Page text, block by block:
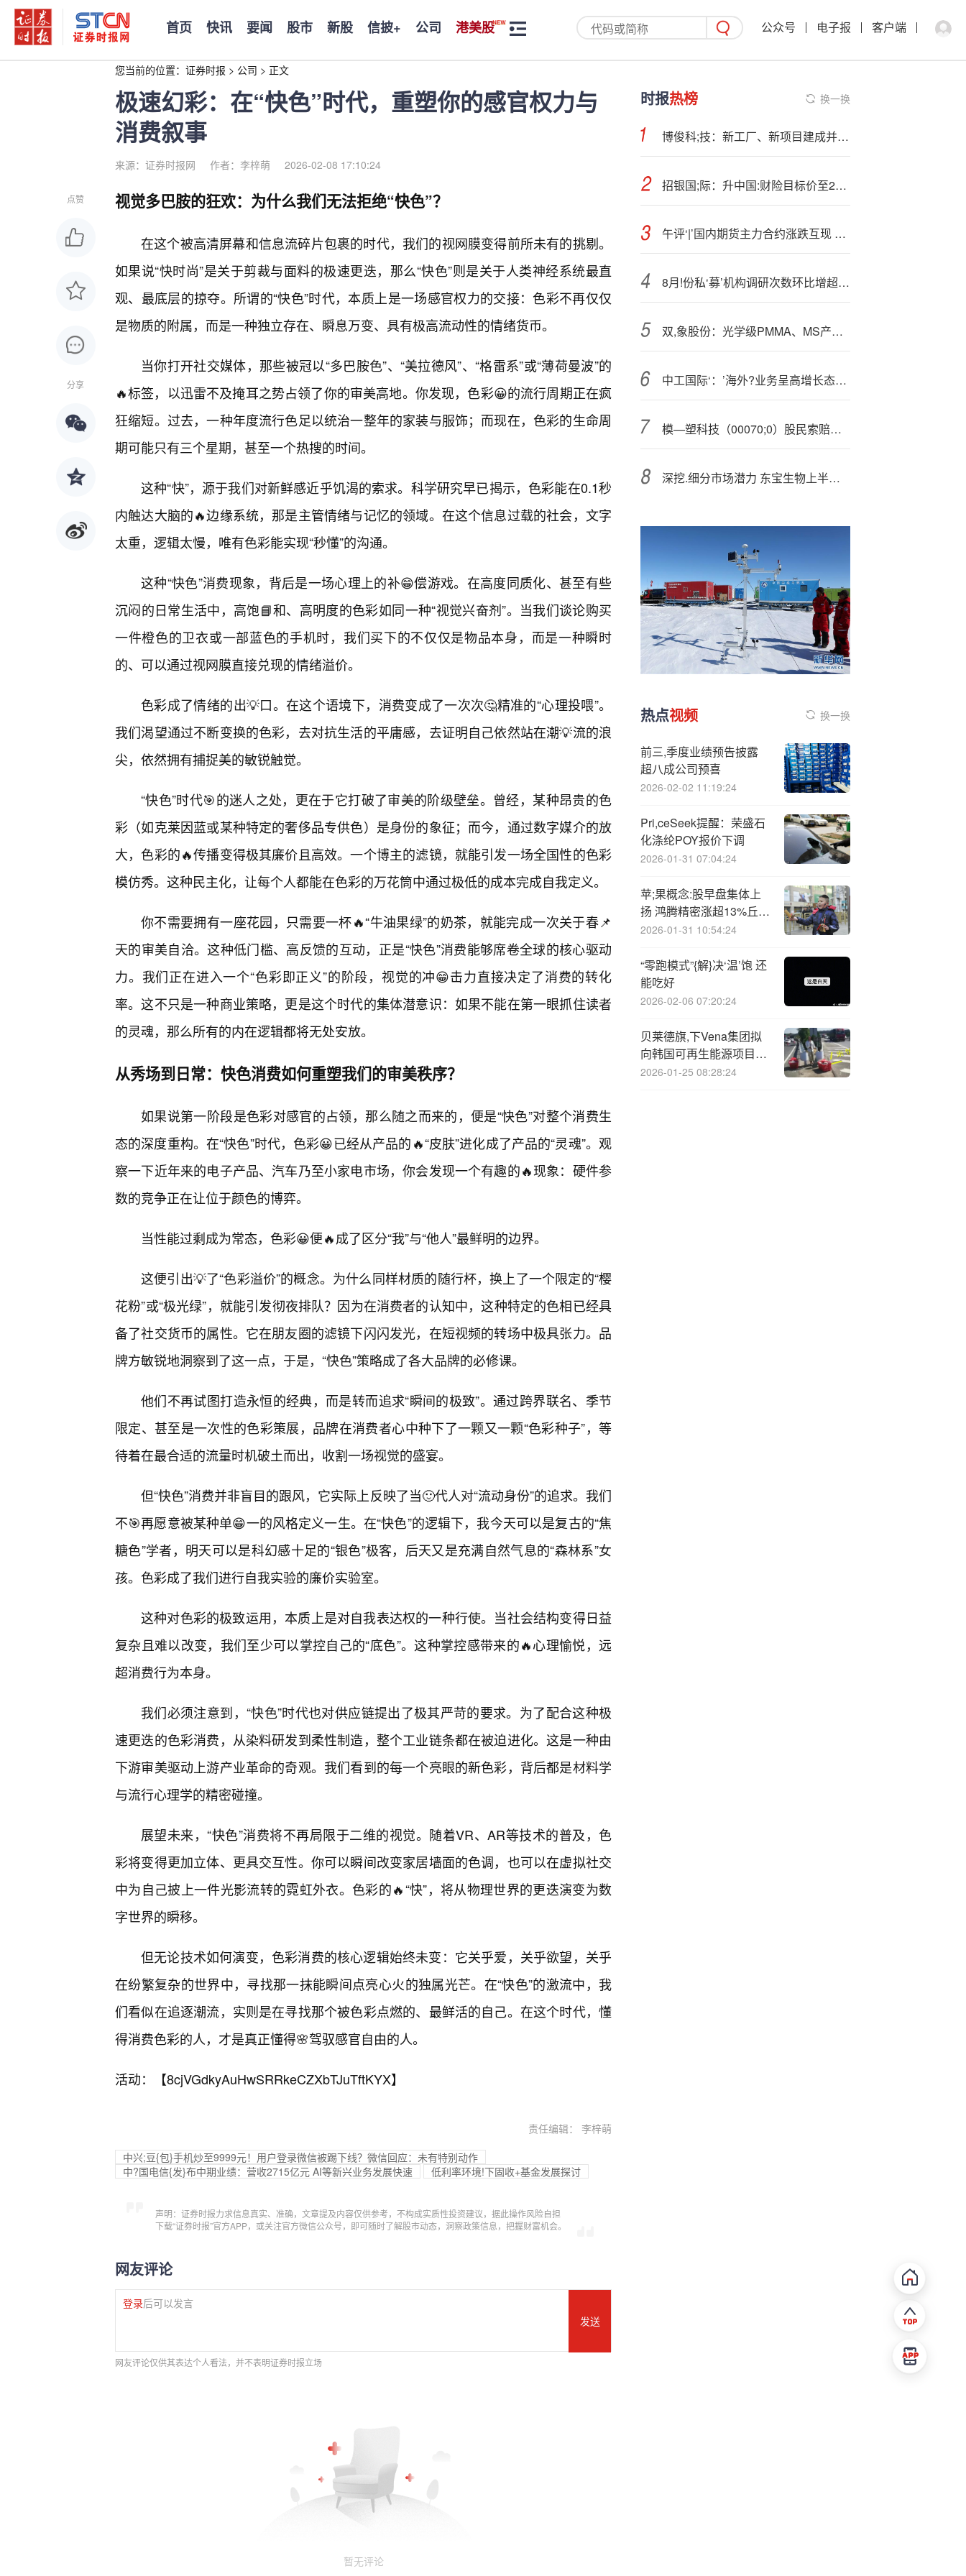
首页 快讯 要闻 股市 新股 信披+ 公司 港美股 公众号 电子报 客户端
您当前的位置： 证券时报 > 公司 > 正文
极速幻彩：在“快色”时代，重塑你的感官权力与
消费叙事
来源：证券时报网 作者：李梓萌 2026-02-08 17:10:24
点赞
分享
视觉多巴胺的狂欢：为什么我们无法拒绝“快色”？
在这个被高清屏幕和信息流碎片包裹的时代，我们的视网膜变得前所未有的挑剔。
如果说“快时尚”是关于剪裁与面料的极速更迭，那么“快色”则是关于人类神经系统最直
观、最底层的掠夺。所谓的“快色”时代，本质上是一场感官权力的交接：色彩不再仅仅
是物质的附属，而是一种独立存在、瞬息万变、具有极高流动性的情绪货币。
当你打开社交媒体，那些被冠以“多巴胺色”、“美拉德风”、“格雷系”或“薄荷曼波”的
🔥标签，以迅雷不及掩耳之势占领了你的审美高地。你发现，色彩😀的流行周期正在疯
狂缩短。过去，一种年度流行色足以统治一整年的家装与服饰；而现在，色彩的生命周
期可能只有三个星期，甚至一个热搜的时间。
这种“快”，源于我们对新鲜感近乎饥渴的索求。科学研究早已揭示，色彩能在0.1秒
内触达大脑的🔥边缘系统，那是主管情绪与记忆的领域。在这个信息过载的社会，文字
太重，逻辑太慢，唯有色彩能实现“秒懂”的沟通。
这种“快色”消费现象，背后是一场心理上的补😁偿游戏。在高度同质化、甚至有些
沉闷的日常生活中，高饱📘和、高明度的色彩如同一种“视觉兴奋剂”。当我们谈论购买
一件橙色的卫衣或一部蓝色的手机时，我们买下的不仅仅是物品本身，而是一种瞬时
的、可以通过视网膜直接兑现的情绪溢价。
色彩成了情绪的出💡口。在这个语境下，消费变成了一次次🤔精准的“心理投喂”。
我们渴望通过不断变换的色彩，去对抗生活的平庸感，去证明自己依然站在潮💡流的浪
尖，依然拥有捕捉美的敏锐触觉。
“快色”时代🎯的迷人之处，更在于它打破了审美的阶级壁垒。曾经，某种昂贵的色
彩（如克莱因蓝或某种特定的奢侈品专供色）是身份的象征；而今，通过数字媒介的放
大，色彩的🔥传播变得极其廉价且高效。一个博主的滤镜，就能引发一场全国性的色彩
模仿秀。这种民主化，让每个人都能在色彩的万花筒中通过极低的成本完成自我定义。
你不需要拥有一座花园，只需要一杯🔥“牛油果绿”的奶茶，就能完成一次关于春📌
天的审美自洽。这种低门槛、高反馈的互动，正是“快色”消费能够席卷全球的核心驱动
力。我们正在进入一个“色彩即正义”的阶段，视觉的冲😁击力直接决定了消费的转化
率。这不只是一种商业策略，更是这个时代的集体潜意识：如果不能在第一眼抓住读者
的灵魂，那么所有的内在逻辑都将无处安放。
从秀场到日常：快色消费如何重塑我们的审美秩序？
如果说第一阶段是色彩对感官的占领，那么随之而来的，便是“快色”对整个消费生
态的深度重构。在“快色”时代，色彩😀已经从产品的🔥“皮肤”进化成了产品的“灵魂”。观
察一下近年来的电子产品、汽车乃至小家电市场，你会发现一个有趣的🔥现象：硬件参
数的竞争正在让位于颜色的博弈。
当性能过剩成为常态，色彩😀便🔥成了区分“我”与“他人”最鲜明的边界。
这便引出💡了“色彩溢价”的概念。为什么同样材质的随行杯，换上了一个限定的“樱
花粉”或“极光绿”，就能引发彻夜排队？因为在消费者的认知中，这种特定的色相已经具
备了社交货币的属性。它在朋友圈的滤镜下闪闪发光，在短视频的转场中极具张力。品
牌方敏锐地洞察到了这一点，于是，“快色”策略成了各大品牌的必修课。
他们不再试图打造永恒的经典，而是转而追求“瞬间的极致”。通过跨界联名、季节
限定、甚至是一次性的色彩策展，品牌在消费者心中种下了一颗又一颗“色彩种子”，等
待着在最合适的流量时机破土而出，收割一场视觉的盛宴。
但“快色”消费并非盲目的跟风，它实际上反映了当🙂代人对“流动身份”的追求。我们
不🎯再愿意被某种单😁一的风格定义一生。在“快色”的逻辑下，我今天可以是复古的“焦
糖色”学者，明天可以是科幻感十足的“银色”极客，后天又是充满自然气息的“森林系”女
孩。色彩成了我们进行自我实验的廉价实验室。
这种对色彩的极致运用，本质上是对自我表达权的一种行使。当社会结构变得日益
复杂且难以改变，我们至少可以掌控自己的“底色”。这种掌控感带来的🔥心理愉悦，远
超消费行为本身。
我们必须注意到，“快色”时代也对供应链提出了极其严苛的要求。为了配合这种极
速更迭的色彩消费，从染料研发到柔性制造，整个工业链条都在被迫进化。这是一种由
下游审美驱动上游产业革命的奇观。我们看到的每一个亮眼的新色彩，背后都是材料学
与流行心理学的精密碰撞。
展望未来，“快色”消费将不再局限于二维的视觉。随着VR、AR等技术的普及，色
彩将变得更加立体、更具交互性。你可以瞬间改变家居墙面的色调，也可以在虚拟社交
中为自己披上一件光影流转的霓虹外衣。色彩的🔥“快”，将从物理世界的更迭演变为数
字世界的瞬移。
但无论技术如何演变，色彩消费的核心逻辑始终未变：它关乎爱，关乎欲望，关乎
在纷繁复杂的世界中，寻找那一抹能瞬间点亮心火的独属光芒。在“快色”的激流中，我
们看似在追逐潮流，实则是在寻找那个被色彩点燃的、最鲜活的自己。在这个时代，懂
得消费色彩的人，才是真正懂得🌸驾驭感官自由的人。
活动：【8cjVGdkyAuHwSRRkeCZXbTJuTftKYX】
责任编辑： 李梓萌
中兴;豆{包}手机炒至9999元！用户登录微信被踢下线？微信回应：未有特别动作
中?国电信{发}布中期业绩：营收2715亿元 AI等新兴业务发展快速
低利率环境!下固收+基金发展探讨
声明：证券时报力求信息真实、准确，文章提及内容仅供参考，不构成实质性投资建议，据此操作风险自担
下载“证券时报”官方APP，或关注官方微信公众号，即可随时了解股市动态，洞察政策信息，把握财富机会。
网友评论
登录后可以发言
发送
网友评论仅供其表达个人看法，并不表明证券时报立场
暂无评论
时报热榜 换一换
博俊科;技：新工厂、新项目建成并稳定运营后有望明显改善提升经营性现金流
招银国;际：升中国:财险目标价至23.6港元 维持“买入”评级
午评‘|’国内期货主力合约涨跌互现 沪银涨超3%
8月!份私‘募’机构调研次数环比增超240%
双,象股份：光学级PMMA、MS产品下游行业主要为家电、电子设备、汽车等消费品行业
中工国际‘：’海外?业务呈高增长态势 回购注销彰显发展信心
模—塑科技（00070;0）股民索赔时效倒计时五天，海南华铁（603300）索赔多次提交立案
深挖.细分市场潜力 东宝生物上半年营收3.69亿元
热点视频 换一换
前三,季度业绩预告披露
超八成公司预喜
2026-02-02 11:19:24
Pri,ceSeek提醒：荣盛石
化涤纶POY报价下调
2026-01-31 07:04:24
苹;果概念:股早盘集体上
扬 鸿腾精密涨超13%丘钛
科技涨超5%
2026-01-31 10:54:24
“零跑模式”{解}决‘温’饱 还
能吃好
2026-02-06 07:20:24
贝莱德旗,下Vena集团拟
向韩国可再生能源项目投
资140亿美元
2026-01-25 08:28:24